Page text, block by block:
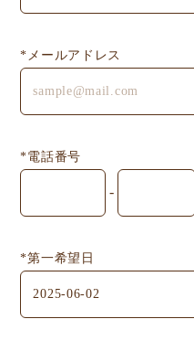
*メールアドレス
*電話番号
-
*第一希望日